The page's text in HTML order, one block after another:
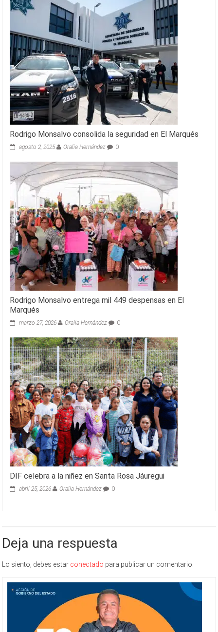
Rodrigo Monsalvo consolida la seguridad en El Marqués
agosto 2, 2025 Oralia Hernández 0
Rodrigo Monsalvo entrega mil 449 despensas en El
Marqués
marzo 27, 2026 Oralia Hernández 0
DIF celebra a la niñez en Santa Rosa Jáuregui
abril 25, 2026 Oralia Hernández 0
Deja una respuesta
Lo siento, debes estar conectado para publicar un comentario.